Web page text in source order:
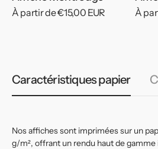
Prix
À partir de €15,00 EUR
Prix
À
Caractéristiques papier
Nos affiches sont imprimées sur un
g/m², offrant un rendu haut de